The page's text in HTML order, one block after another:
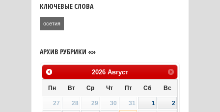
КЛЮЧЕВЫЕ СЛОВА
осетия
АРХИВ РУБРИКИ «»
2026 Август
Пн Вт Ср Чт Пт Сб Вс
27 28 29 30 31 1
2